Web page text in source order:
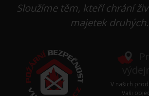
Sloužíme těm, kteří chrání
majetek druhých.
V našich
Vaši